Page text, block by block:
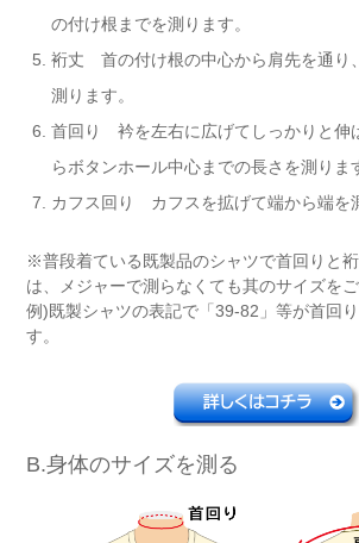
の付け根までを測ります。
裄丈 首の付け根の中心から肩先を通り
測ります。
首回り 衿を左右に広げてしっかりと伸
らボタンホール中心までの長さを測りま
カフス回り カフスを拡げて端から端を
※普段着ている既製品のシャツで首回りと
は、メジャーで測らなくても其のサイズをご
例)既製シャツの表記で「39-82」等が首回
す。
B.身体のサイズを測る